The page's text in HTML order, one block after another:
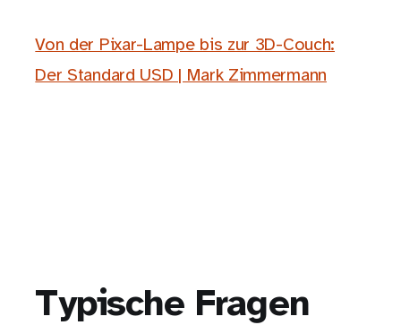
Von der Pixar-Lampe bis zur 3D-Couch:
Der Standard USD | Mark Zimmermann
Typische Fragen